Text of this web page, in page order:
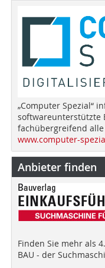
„Computer Spezial“
softwareunterstützte
fachübergreifend alle
www.computer-
Anbieter finden
Finden Sie mehr als
BAU - der